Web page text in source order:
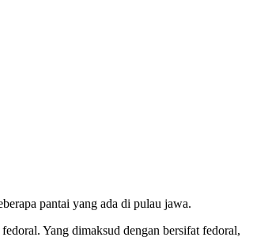
pantai yang ada di pulau jawa.
Yang dimaksud dengan bersifat fedoral,